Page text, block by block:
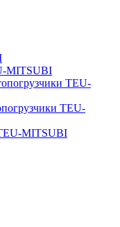
MITSUBI
TEU-
TEU-
MITSUBI